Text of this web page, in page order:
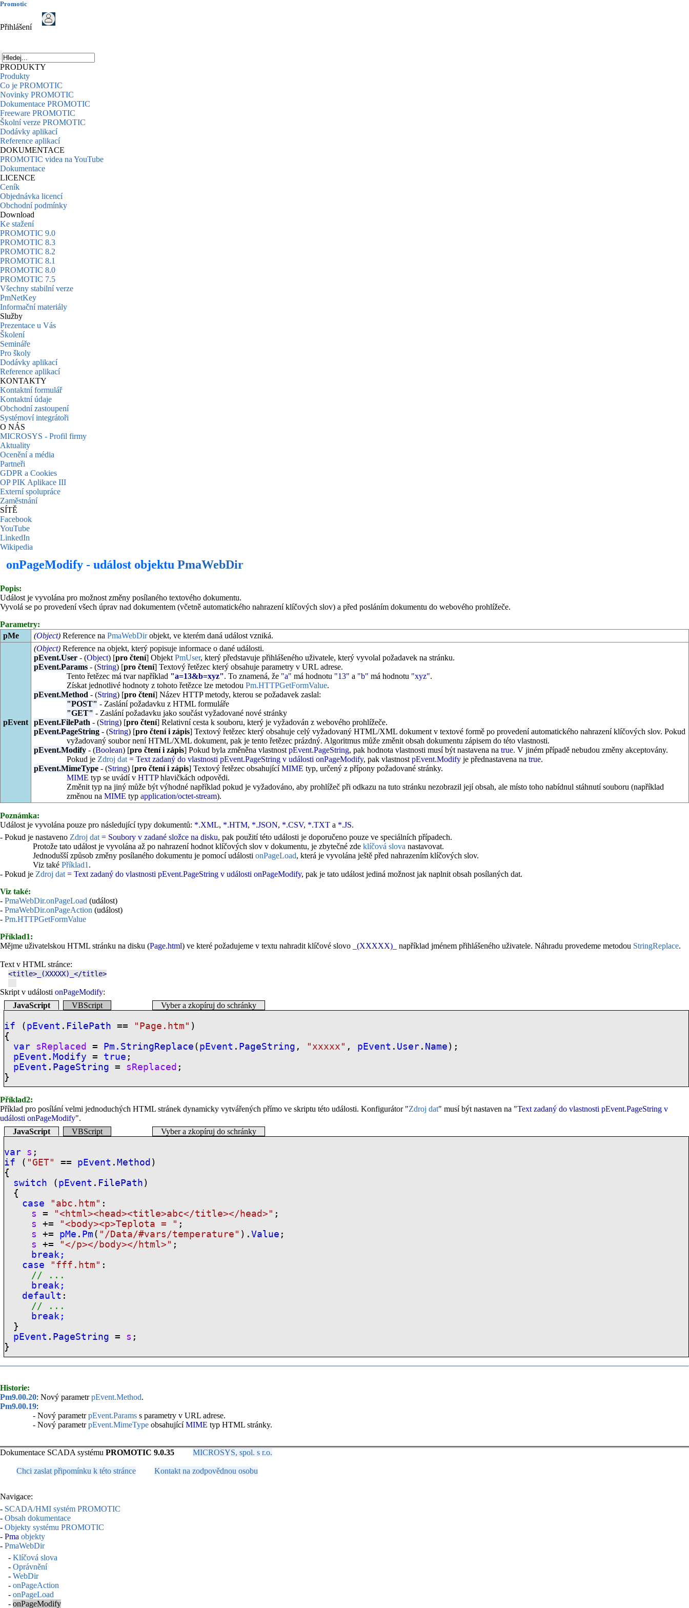
Promotic
Přihlášení
PRODUKTY
Produkty
Co je PROMOTIC
Novinky PROMOTIC
Dokumentace PROMOTIC
Freeware PROMOTIC
Školní verze PROMOTIC
Dodávky aplikací
Reference aplikací
DOKUMENTACE
PROMOTIC videa na YouTube
Dokumentace
LICENCE
Ceník
Objednávka licencí
Obchodní podmínky
Download
Ke stažení
PROMOTIC 9.0
PROMOTIC 8.3
PROMOTIC 8.2
PROMOTIC 8.1
PROMOTIC 8.0
PROMOTIC 7.5
Všechny stabilní verze
PmNetKey
Informační materiály
Služby
Prezentace u Vás
Školení
Semináře
Pro školy
Dodávky aplikací
Reference aplikací
KONTAKTY
Kontaktní formulář
Kontaktní údaje
Obchodní zastoupení
Systémoví integrátoři
O NÁS
MICROSYS - Profil firmy
Aktuality
Ocenění a média
Partneři
GDPR a Cookies
OP PIK Aplikace III
Externí spolupráce
Zaměstnání
SÍTĚ
Facebook
YouTube
LinkedIn
Wikipedia
onPageModify - událost objektu PmaWebDir
Popis:
Událost je vyvolána pro možnost změny posílaného textového dokumentu.
Vyvolá se po provedení všech úprav nad dokumentem (včetně automatického nahrazení klíčových slov) a před posláním dokumentu do webového prohlížeče.
Parametry:
pMe
(Object)Reference na PmaWebDirobjekt, ve kterém daná událost vzniká.
pEvent
(Object)Reference na objekt, který popisuje informace o dané události.
pEvent.User- (Object) [pro čtení] Objekt PmUser, který představuje přihlášeného uživatele, který vyvolal požadavek na stránku.
pEvent.Params- (String) [pro čtení] Textový řetězec který obsahuje parametry v URL adrese.
Tento řetězec má tvar například "a=13&b=xyz". To znamená, že "a" má hodnotu "13" a "b" má hodnotu "xyz".
Získat jednotlivé hodnoty z tohoto řetězce lze metodou Pm.HTTPGetFormValue.
pEvent.Method - (String) [pro čtení] Název HTTP metody, kterou se požadavek zaslal:
"POST" - Zaslání požadavku z HTML formuláře
"GET" - Zaslání požadavku jako součást vyžadované nové stránky
pEvent.FilePath - (String) [pro čtení] Relativní cesta k souboru, který je vyžadován z webového prohlížeče.
pEvent.PageString- (String) [pro čtení i zápis] Textový řetězec který obsahuje celý vyžadovaný HTML/XML dokument v textové formě po provedení automatického nahrazení klíčových slov. Pokud
vyžadovaný soubor není HTML/XML dokument, pak je tento řetězec prázdný. Algoritmus může změnit obsah dokumentu zápisem do této vlastnosti.
pEvent.Modify- (Boolean) [pro čtení i zápis] Pokud byla změněna vlastnost pEvent.PageString, pak hodnota vlastnosti musí být nastavena na true. V jiném případě nebudou změny akceptovány.
Pokud je Zdroj dat = Text zadaný do vlastnosti pEvent.PageStringv události onPageModify, pak vlastnost pEvent.Modifyje přednastavena na true.
pEvent.MimeType- (String) [pro čtení i zápis] Textový řetězec obsahujícíMIME typ, určený z přípony požadované stránky.
MIME typ se uvádí v HTTPhlavičkách odpovědi.
Změnit typ na jiný může být výhodné například pokud je vyžadováno, aby prohlížeč při odkazu na tuto stránku nezobrazil její obsah, ale místo toho nabídnul stáhnutí souboru (například
změnou na MIME typ application/octet-stream).
Poznámka:
Událost je vyvolána pouze pro následující typy dokumentů: *.XML, *.HTM, *.JSON, *.CSV, *.TXT a *.JS.
- Pokud je nastaveno Zdroj dat = Soubory v zadané složce na disku, pak použití této události je doporučeno pouze ve speciálních případech.
Protože tato událost je vyvolána až po nahrazení hodnot klíčových slov v dokumentu, je zbytečné zde klíčová slova nastavovat.
Jednodušší způsob změny posílaného dokumentu je pomocí události onPageLoad, která je vyvolána ještě před nahrazením klíčových slov.
Viz také Příklad1 .
- Pokud je Zdroj dat = Text zadaný do vlastnosti pEvent.PageString v události onPageModify, pak je tato událost jediná možnost jak naplnit obsah posílaných dat.
Viz také:
- PmaWebDir.onPageLoad (událost)
- PmaWebDir.onPageAction (událost)
- Pm.HTTPGetFormValue
Příklad1:
Mějme uživatelskou HTML stránku na disku (Page.html) ve které požadujeme v textu nahradit klíčové slovo _(XXXXX)_ například jménem přihlášeného uživatele. Náhradu provedeme metodou StringReplace.
Text v HTML stránce:
<title>_(XXXXX)_</title>
Skript v události onPageModify:
JavaScript
VBScript Vyber a zkopíruj do schránky
if ( pEvent . FilePath == "Page.htm" )
{
var
sReplaced = Pm.StringReplace ( pEvent . PageString , "xxxxx" , pEvent . User. Name );
pEvent . Modify = true ;
pEvent . PageString = sReplaced ;
}
Příklad2:
Příklad pro posílání velmi jednoduchých HTML stránek dynamicky vytvářených přímo ve skriptu této události. Konfigurátor "Zdroj dat" musí být nastaven na "Text zadaný do vlastnosti pEvent.PageString v
události onPageModify".
JavaScript
VBScript Vyber a zkopíruj do schránky
var s ;
if ( "GET" == pEvent . Method )
{
switch ( pEvent . FilePath )
{
case
"abc.htm" :
s = "<html><head><title>abc</title></head>" ;
s += "<body><p>Teplota = " ;
s += pMe . Pm ( "/Data/#vars /temperature" ). Value ;
s += "</p></body></html>" ;
break;
case
"fff.htm" :
// ...
break;
default :
// ...
break;
}
pEvent . PageString = s ;
}
Historie:
Pm9.00.20: Nový parametrpEvent.Method.
Pm9.00.19:
- Nový parametrpEvent.Params s parametry v URL adrese.
- Nový parametrpEvent.MimeType obsahujícíMIME typ HTML stránky.
Dokumentace SCADA systému PROMOTIC 9.0.35 MICROSYS, spol. s r.o.
Chci zaslat připomínku k této stránce Kontakt na zodpovědnou osobu
Navigace:
- SCADA/HMI systém PROMOTIC
- Obsah dokumentace
- Objekty systému PROMOTIC
- Pma objekty
- PmaWebDir
- Klíčová slova
- Oprávnění
- WebDir
- onPageAction
- onPageLoad
- onPageModify